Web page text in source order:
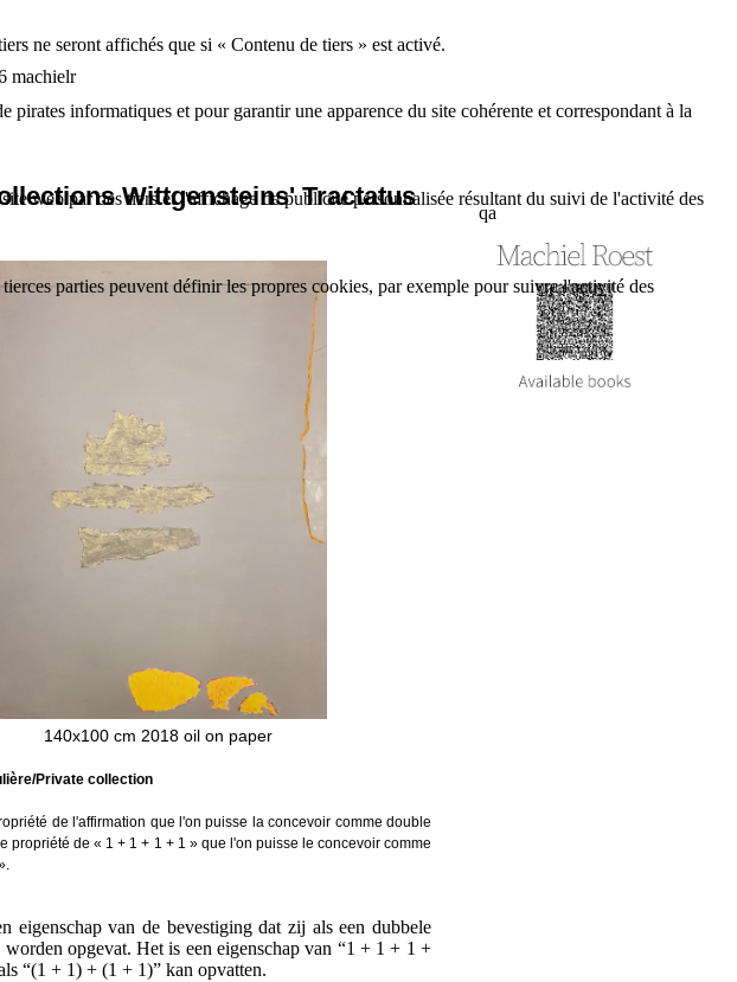
machielr
Wittgensteins' Tractatus
140x100 cm 2018 oil on paper
Private collection
de l'affirmation que l'on puisse la concevoir comme double
propriété de « 1 + 1 + 1 + 1 » que l'on puisse le concevoir comme
eigenschap van de bevestiging dat zij als een dubbele
opgevat. Het is een eigenschap van “1 + 1 + 1 +
“(1 + 1) + (1 + 1)” kan opvatten.
qa
ne seront affichés que si « Contenu de tiers » est activé.
informatiques et pour garantir une apparence du site cohérente et correspondant à la
web par des tiers et l'affichage de publicité personnalisée résultant du suivi de l'activité des
parties peuvent définir les propres cookies, par exemple pour suivre l'activité des